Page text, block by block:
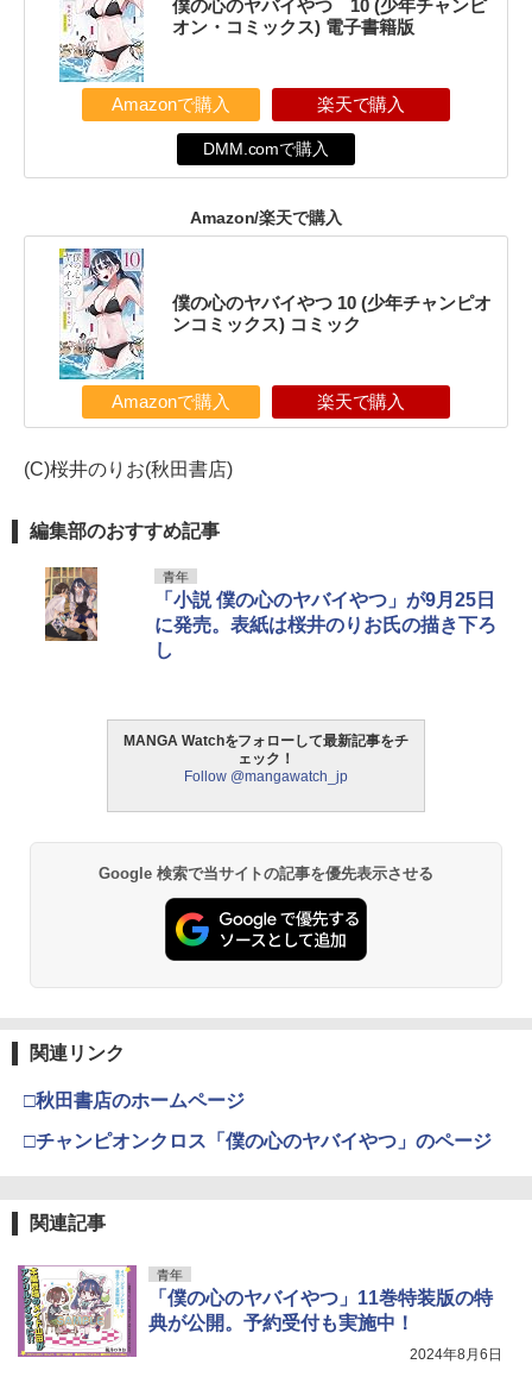
僕の心のヤバイやつ 10 (少年チャンピ
オン・コミックス) 電子書籍版
Amazonで購入 楽天で購入
DMM.comで購入
Amazon/楽天で購入
僕の心のヤバイやつ 10 (少年チャンピオ
ンコミックス) コミック
Amazonで購入 楽天で購入
(C)桜井のりお(秋田書店)
編集部のおすすめ記事
青年
「小説 僕の心のヤバイやつ」が9月25日
に発売。表紙は桜井のりお氏の描き下ろ
し
MANGA Watchをフォローして最新記事をチ
ェック！
Follow @mangawatch_jp
Google 検索で当サイトの記事を優先表示させる
関連リンク
□秋田書店のホームページ
□チャンピオンクロス「僕の心のヤバイやつ」のページ
関連記事
青年
「僕の心のヤバイやつ」11巻特装版の特
典が公開。予約受付も実施中！
2024年8月6日